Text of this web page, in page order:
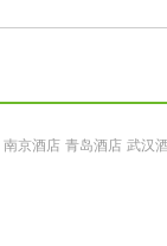
南京酒店 青岛酒店 武汉